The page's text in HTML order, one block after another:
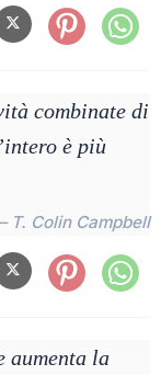
combinate di
è più
T. Colin Campbell
aumenta la